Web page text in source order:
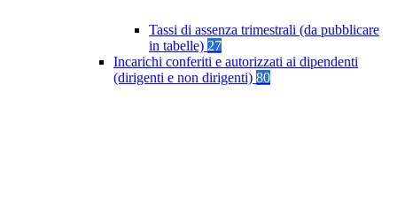
Tassi di assenza trimestrali (da pubblicare
in tabelle) 27
Incarichi conferiti e autorizzati ai dipendenti
(dirigenti e non dirigenti) 80